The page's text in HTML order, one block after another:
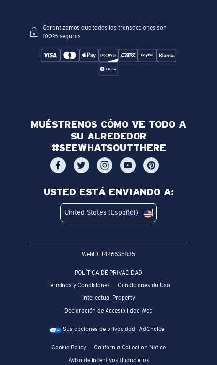
Garantizamos que todas las transacciones son
100% seguras
MUÉSTRENOS CÓMO VE TODO A
SU ALREDEDOR
#SEEWHATSOUTTHERE
USTED ESTÁ ENVIANDO A:
United States (Español)
WebID #426635835
POLÍTICA DE PRIVACIDAD
Terminos y Condiciones
Condiciones du Uso
Intellectual Property
Declaración de Accesibilidad Web
Sus opciones de privacidad AdChoice
Cookie Policy
California Collection Notice
Aviso de incentivos financieros